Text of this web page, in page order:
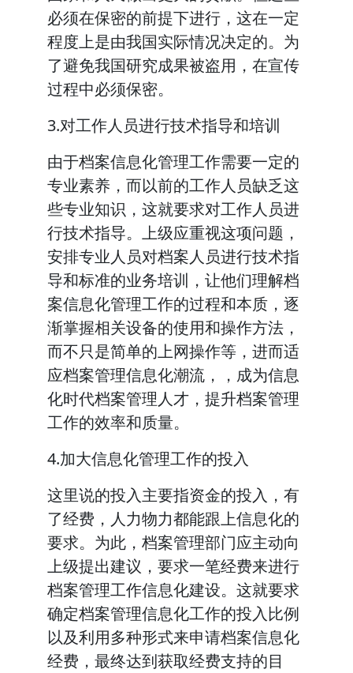
必须在保密的前提下进行，这在一定
程度上是由我国实际情况决定的。为
了避免我国研究成果被盗用，在宣传
过程中必须保密。
3.对工作人员进行技术指导和培训
由于档案信息化管理工作需要一定的
专业素养，而以前的工作人员缺乏这
些专业知识，这就要求对工作人员进
行技术指导。上级应重视这项问题，
安排专业人员对档案人员进行技术指
导和标准的业务培训，让他们理解档
案信息化管理工作的过程和本质，逐
渐掌握相关设备的使用和操作方法，
而不只是简单的上网操作等，进而适
应档案管理信息化潮流，，成为信息
化时代档案管理人才，提升档案管理
工作的效率和质量。
4.加大信息化管理工作的投入
这里说的投入主要指资金的投入，有
了经费，人力物力都能跟上信息化的
要求。为此，档案管理部门应主动向
上级提出建议，要求一笔经费来进行
档案管理工作信息化建设。这就要求
确定档案管理信息化工作的投入比例
以及利用多种形式来申请档案信息化
经费，最终达到获取经费支持的目